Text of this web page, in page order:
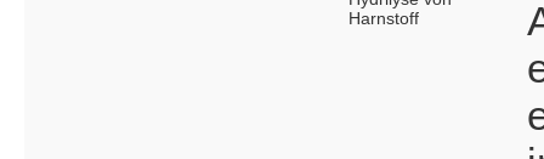
Harnstoff